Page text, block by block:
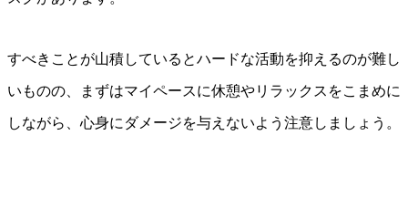
すべきことが山積しているとハードな活動を抑えるのが難し
いものの、まずはマイペースに休憩やリラックスをこまめに
しながら、心身にダメージを与えないよう注意しましょう。